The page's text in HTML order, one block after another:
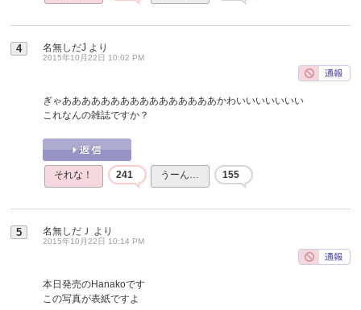
4 名無しだJ より
2015年10月22日 10:02 PM
ぎゃああああああああああああああああかわいいいいいいい
これなんの雑誌ですか？
それな！ 241 うーん… 155
5 名無しだＪ より
2015年10月22日 10:14 PM
本日発売のHanakoです
この写真が表紙ですよ